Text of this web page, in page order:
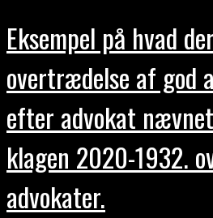
Eksempel på hvad
overtrædelse af god
efter advokat
klagen 2020-1932.
advokater.